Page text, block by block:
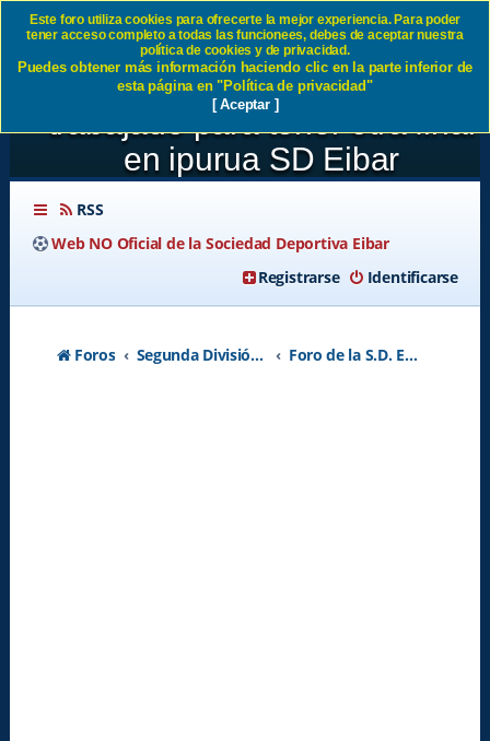
JORNADA 28:Athletic Club 1-
1 SD Eibar Un punto
trabajado para tener otra final
en ipurua SD Eibar
RSS
Web NO Oficial de la Sociedad Deportiva Eibar
Identificarse
Registrarse
Foros Segunda División A - Temporada 2026-2027 Foro de la S.D. Eibar
Este foro utiliza cookies para ofrecerte la mejor experiencia. Para poder
tener acceso completo a todas las funcionees, debes de aceptar nuestra
política de cookies y de privacidad.
Puedes obtener más información haciendo clic en la parte inferior de
esta página en "Política de privacidad"
[ Aceptar ]